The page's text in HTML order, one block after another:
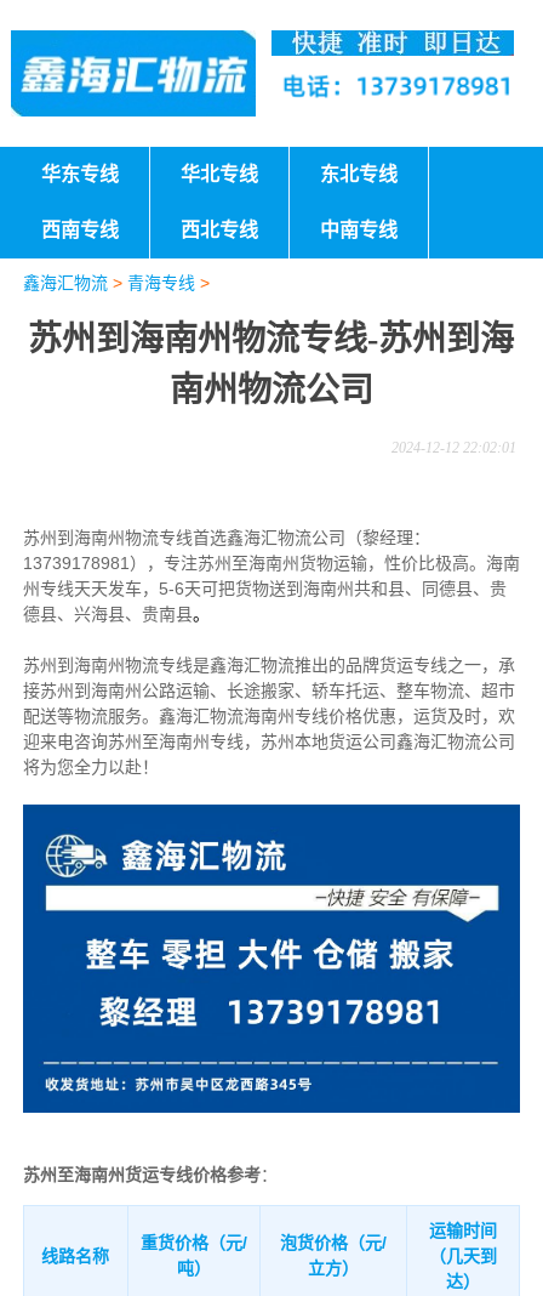
华东专线 华北专线 东北专线
西南专线 西北专线 中南专线
鑫海汇物流> 青海专线 >
苏州到海南州物流专线-苏州到海
南州物流公司
2024-12-12 22:02:01
苏州到海南州物流专线首选鑫海汇物流公司（黎经理：
13739178981），专注苏州至海南州货物运输，性价比极高。 海南
州专线天天发车，5-6天可把货物送到海南州共和县、同德县、贵
德县、兴海县、贵南县。
苏州到海南州物流专线是鑫海汇物流推出的品牌货运专线之一， 承
接苏州到海南州公路运输、长途搬家、轿车托运、整车物流、超市
配送等物流服务。 鑫海汇物流海南州专线价格优惠，运货及时，欢
迎来电咨询苏州至海南州专线，苏州本地货运公司鑫海汇物流公司
将为您全力以赴！
苏州至海南州货运专线价格参考：
线路名称
重货价格（元/
吨）
泡货价格（元/
立方）
运输时间
（几天到
达）